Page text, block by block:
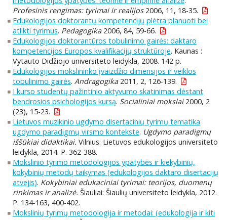
Profesinis rengimas: tyrimai ir realijos2006, 11, 18-35.
Edukologijos doktorantų kompetencijų plėtra planuoti bei
atlikti tyrimus. Pedagogika2006, 84, 59-66.
Edukologijos doktorantūros tobulinimo gairės: daktaro
kompetencijos Europos kvalifikacijų struktūroje. Kaunas :
Vytauto Didžiojo universiteto leidykla, 2008. 142 p.
Edukologijos mokslininko įvaizdžio dimensijos ir veiklos
tobulinimo gairės. Andragogika2011, 2, 126-139.
I kurso studentų pažintinio aktyvumo skatinimas dėstant
bendrosios psichologijos kursą. Socialiniai mokslai2000, 2
(23), 15-23.
Lietuvos muzikinio ugdymo disertacinių tyrimų tematika
ugdymo paradigmų virsmo kontekste. Ugdymo paradigmų
iššūkiai didaktikai. Vilnius: Lietuvos edukologijos universiteto
leidykla, 2014. P. 362-388.
Mokslinio tyrimo metodologijos ypatybės ir kiekybinių,
kokybinių metodų taikymas (edukologijos daktaro disertacijų
atvejis). Kokybiniai edukaciniai tyrimai: teorijos, duomenų
rinkimas ir analizė. Šiauliai: Šiaulių universiteto leidykla, 2012.
P. 134-163, 400-402.
Mokslinių tyrimų metodologija ir metodai: (edukologija ir kiti